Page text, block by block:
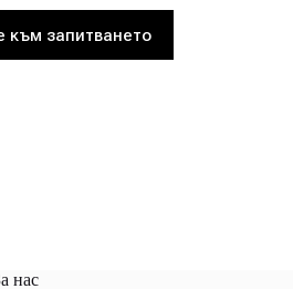
към запитването
нас